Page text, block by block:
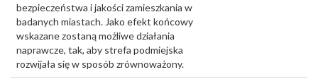
bezpieczeństwa i jakości zamieszkania w
badanych miastach. Jako efekt końcowy
wskazane zostaną możliwe działania
naprawcze, tak, aby strefa podmiejska
rozwijała się w sposób zrównoważony.